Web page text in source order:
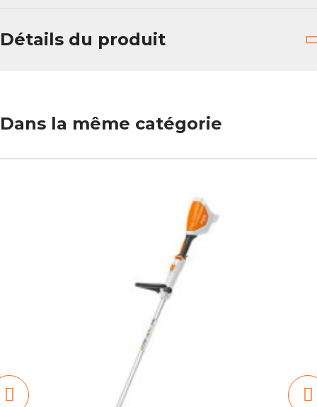
Détails du produit
Dans la même catégorie